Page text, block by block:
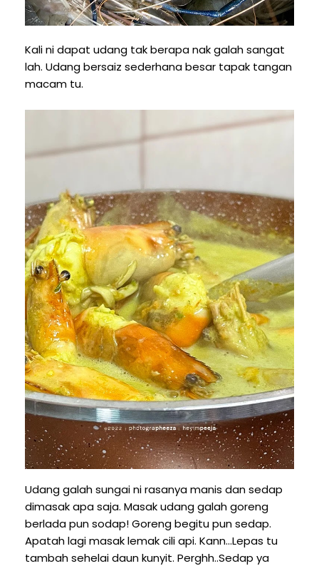
Kali ni dapat udang tak berapa nak galah sangat
lah. Udang bersaiz sederhana besar tapak tangan
macam tu.
Udang galah sungai ni rasanya manis dan sedap
dimasak apa saja. Masak udang galah goreng
berlada pun sodap! Goreng begitu pun sedap.
Apatah lagi masak lemak cili api. Kann...Lepas tu
tambah sehelai daun kunyit. Perghh..Sedap ya